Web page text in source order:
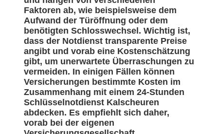
Faktoren ab, wie beispielsweise dem
Aufwand der Türöffnung oder dem
benötigten Schlosswechsel. Wichtig ist,
dass der Notdienst transparente Preise
angibt und vorab eine Kostenschätzung
gibt, um unerwartete Überraschungen zu
vermeiden. In einigen Fällen können
Versicherungen bestimmte Kosten im
Zusammenhang mit einem 24-Stunden
Schlüsselnotdienst Kalscheuren
abdecken. Es empfiehlt sich daher,
vorab bei der eigenen